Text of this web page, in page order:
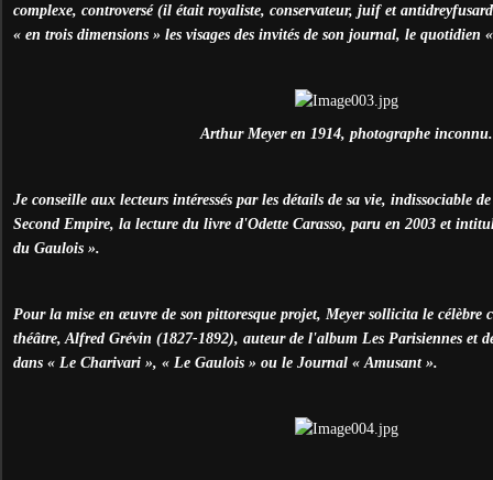
complexe, controversé (il était royaliste, conservateur, juif et
« en trois dimensions » les visages des invités de son journal, le quotidien
Arthur Meyer en 1914, photographe inconnu.
Je conseille aux lecteurs intéressés par les détails de sa vie, indissociable
Second Empire, la lecture du livre d'Odette Carasso, paru en 2003 et
du Gaulois ».
Pour la mise en œuvre de son pittoresque projet, Meyer sollicita le célèbre
théâtre, Alfred Grévin (1827-1892), auteur de l'album Les Parisiennes et
dans « Le Charivari », « Le Gaulois » ou le Journal « Amusant ».